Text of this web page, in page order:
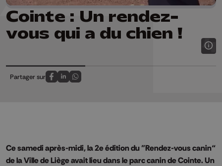
Cointe : Un rendez-
vous qui a du chien !
Partager sur
Partagez sur FaceBook
Partagez sur LinkedIn
Partagez sur Whatsapp
Ce samedi après-midi, la 2e édition du "Rendez-vous canin“
de la Ville de Liège avait lieu dans le parc canin de Cointe. Un